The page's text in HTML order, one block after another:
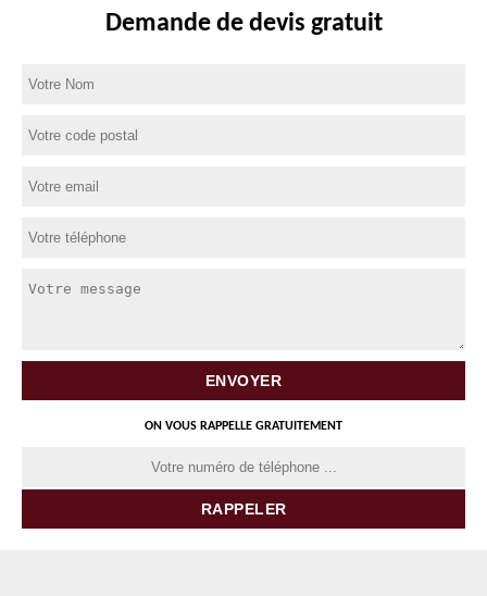
Demande de devis gratuit
ON VOUS RAPPELLE GRATUITEMENT